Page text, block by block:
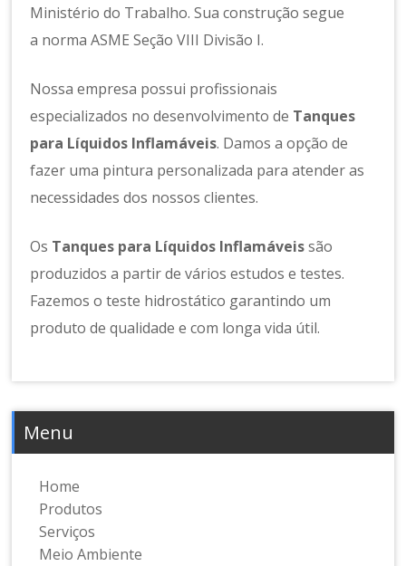
Ministério do Trabalho. Sua construção segue
a norma ASME Seção VIII Divisão I.
Nossa empresa possui profissionais
especializados no desenvolvimento de Tanques
para Líquidos Inflamáveis. Damos a opção de
fazer uma pintura personalizada para atender as
necessidades dos nossos clientes.
Os Tanques para Líquidos Inflamáveissão
produzidos a partir de vários estudos e testes.
Fazemos o teste hidrostático garantindo um
produto de qualidade e com longa vida útil.
Menu
Home
Produtos
Serviços
Meio Ambiente